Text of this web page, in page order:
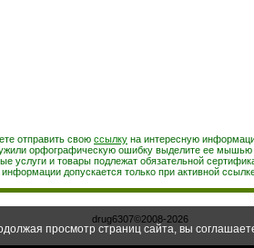
отправить свою ссылку на интересную
орфографическую ошибку выделите ее мышью
услуги и товары подлежат обязательной
допускается только при активной
drug6307©2008-2026
просмотр страниц сайта, вы